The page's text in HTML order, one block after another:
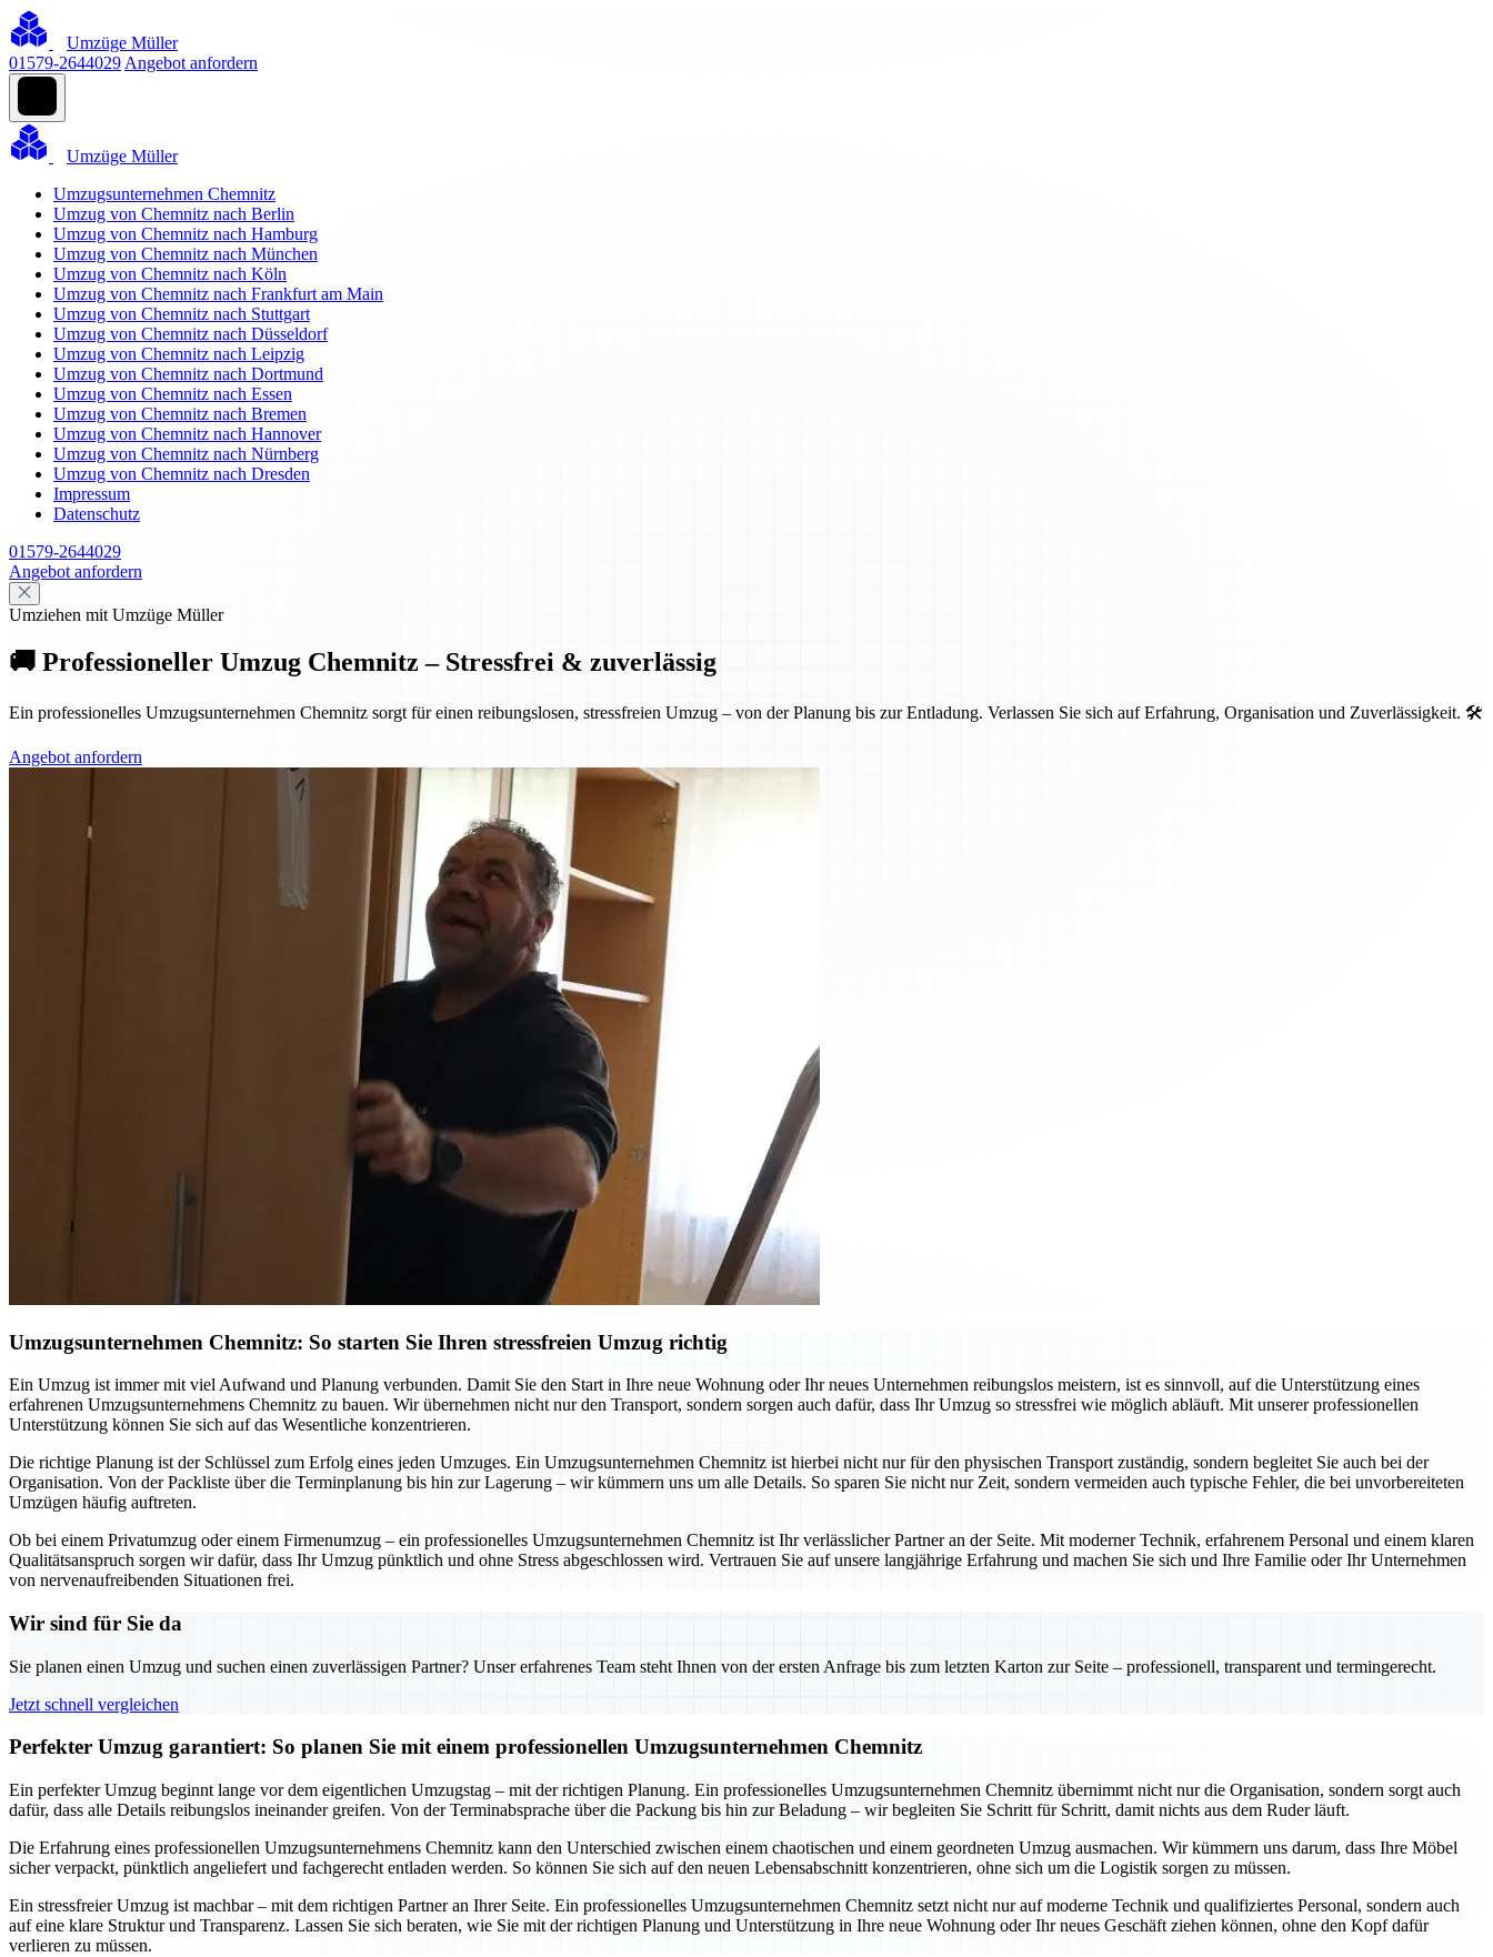
Umzüge Müller
01579-2644029 Angebot anfordern
Umzüge Müller
Umzugsunternehmen Chemnitz
Umzug von Chemnitz nach Berlin
Umzug von Chemnitz nach Hamburg
Umzug von Chemnitz nach München
Umzug von Chemnitz nach Köln
Umzug von Chemnitz nach Frankfurt am Main
Umzug von Chemnitz nach Stuttgart
Umzug von Chemnitz nach Düsseldorf
Umzug von Chemnitz nach Leipzig
Umzug von Chemnitz nach Dortmund
Umzug von Chemnitz nach Essen
Umzug von Chemnitz nach Bremen
Umzug von Chemnitz nach Hannover
Umzug von Chemnitz nach Nürnberg
Umzug von Chemnitz nach Dresden
Impressum
Datenschutz
01579-2644029
Angebot anfordern
Umziehen mit Umzüge Müller
🚚 Professioneller Umzug Chemnitz – Stressfrei & zuverlässig
Ein professionelles Umzugsunternehmen Chemnitz sorgt für einen reibungslosen, stressfreien Umzug – von der Planung bis zur Entladung. Verlassen Sie sich auf Erfahrung, Organisation und Zuverlässigkeit. 🛠️
Angebot anfordern
Umzugsunternehmen Chemnitz: So starten Sie Ihren stressfreien Umzug richtig
Ein Umzug ist immer mit viel Aufwand und Planung verbunden. Damit Sie den Start in Ihre neue Wohnung oder Ihr neues Unternehmen reibungslos meistern, ist es sinnvoll, auf die Unterstützung eines
erfahrenen Umzugsunternehmens Chemnitz zu bauen. Wir übernehmen nicht nur den Transport, sondern sorgen auch dafür, dass Ihr Umzug so stressfrei wie möglich abläuft. Mit unserer professionellen
Unterstützung können Sie sich auf das Wesentliche konzentrieren.
Die richtige Planung ist der Schlüssel zum Erfolg eines jeden Umzuges. Ein Umzugsunternehmen Chemnitz ist hierbei nicht nur für den physischen Transport zuständig, sondern begleitet Sie auch bei der
Organisation. Von der Packliste über die Terminplanung bis hin zur Lagerung – wir kümmern uns um alle Details. So sparen Sie nicht nur Zeit, sondern vermeiden auch typische Fehler, die bei unvorbereiteten
Umzügen häufig auftreten.
Ob bei einem Privatumzug oder einem Firmenumzug – ein professionelles Umzugsunternehmen Chemnitz ist Ihr verlässlicher Partner an der Seite. Mit moderner Technik, erfahrenem Personal und einem klaren
Qualitätsanspruch sorgen wir dafür, dass Ihr Umzug pünktlich und ohne Stress abgeschlossen wird. Vertrauen Sie auf unsere langjährige Erfahrung und machen Sie sich und Ihre Familie oder Ihr Unternehmen
von nervenaufreibenden Situationen frei.
Wir sind für Sie da
Sie planen einen Umzug und suchen einen zuverlässigen Partner? Unser erfahrenes Team steht Ihnen von der ersten Anfrage bis zum letzten Karton zur Seite – professionell, transparent und termingerecht.
Jetzt schnell vergleichen
Perfekter Umzug garantiert: So planen Sie mit einem professionellen Umzugsunternehmen Chemnitz
Ein perfekter Umzug beginnt lange vor dem eigentlichen Umzugstag – mit der richtigen Planung. Ein professionelles Umzugsunternehmen Chemnitz übernimmt nicht nur die Organisation, sondern sorgt auch
dafür, dass alle Details reibungslos ineinander greifen. Von der Terminabsprache über die Packung bis hin zur Beladung – wir begleiten Sie Schritt für Schritt, damit nichts aus dem Ruder läuft.
Die Erfahrung eines professionellen Umzugsunternehmens Chemnitz kann den Unterschied zwischen einem chaotischen und einem geordneten Umzug ausmachen. Wir kümmern uns darum, dass Ihre Möbel
sicher verpackt, pünktlich angeliefert und fachgerecht entladen werden. So können Sie sich auf den neuen Lebensabschnitt konzentrieren, ohne sich um die Logistik sorgen zu müssen.
Ein stressfreier Umzug ist machbar – mit dem richtigen Partner an Ihrer Seite. Ein professionelles Umzugsunternehmen Chemnitz setzt nicht nur auf moderne Technik und qualifiziertes Personal, sondern auch
auf eine klare Struktur und Transparenz. Lassen Sie sich beraten, wie Sie mit der richtigen Planung und Unterstützung in Ihre neue Wohnung oder Ihr neues Geschäft ziehen können, ohne den Kopf dafür
verlieren zu müssen.